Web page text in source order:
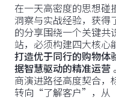
在一天高密度的思想碰
洞察与实战经验，获得
的分享围绕一个关键共
站，必须构建四大核
打造优于同行的购物体
据智慧驱动的精准运营
商演进路径高度契合
转向“了解客户”，从